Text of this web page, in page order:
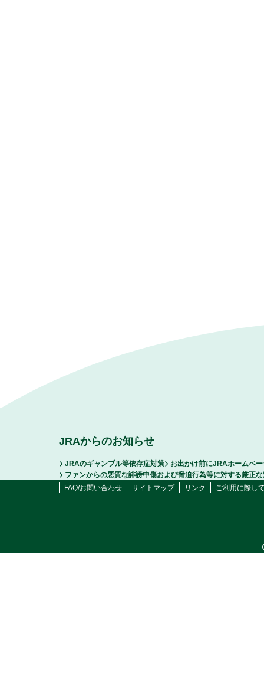
JRAからのお知らせ
JRAのギャンブル等依存症対策
お出かけ前にJRAホームペ
ファンからの悪質な誹謗中傷および脅迫行為等に対する厳正
FAQ/お問い合わせ
サイトマップ リンク ご利用に際し